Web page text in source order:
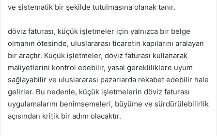
ve sistematik bir şekilde tutulmasına olanak tanır.
döviz faturası, küçük işletmeler için yalnızca bir belge
olmanın ötesinde, uluslararası ticaretin kapılarını aralayan
bir araçtır. Küçük işletmeler, döviz faturası kullanarak
maliyetlerini kontrol edebilir, yasal gerekliliklere uyum
sağlayabilir ve uluslararası pazarlarda rekabet edebilir hale
gelirler. Bu nedenle, küçük işletmelerin döviz faturası
uygulamalarını benimsemeleri, büyüme ve sürdürülebilirlik
açısından kritik bir adım olacaktır.